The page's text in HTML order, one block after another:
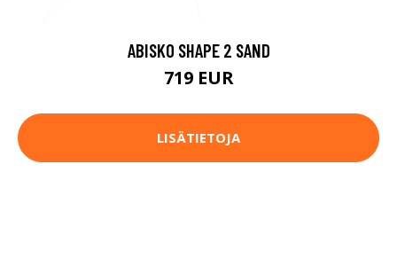
ABISKO SHAPE 2 SAND
719 EUR
LISÄTIETOJA